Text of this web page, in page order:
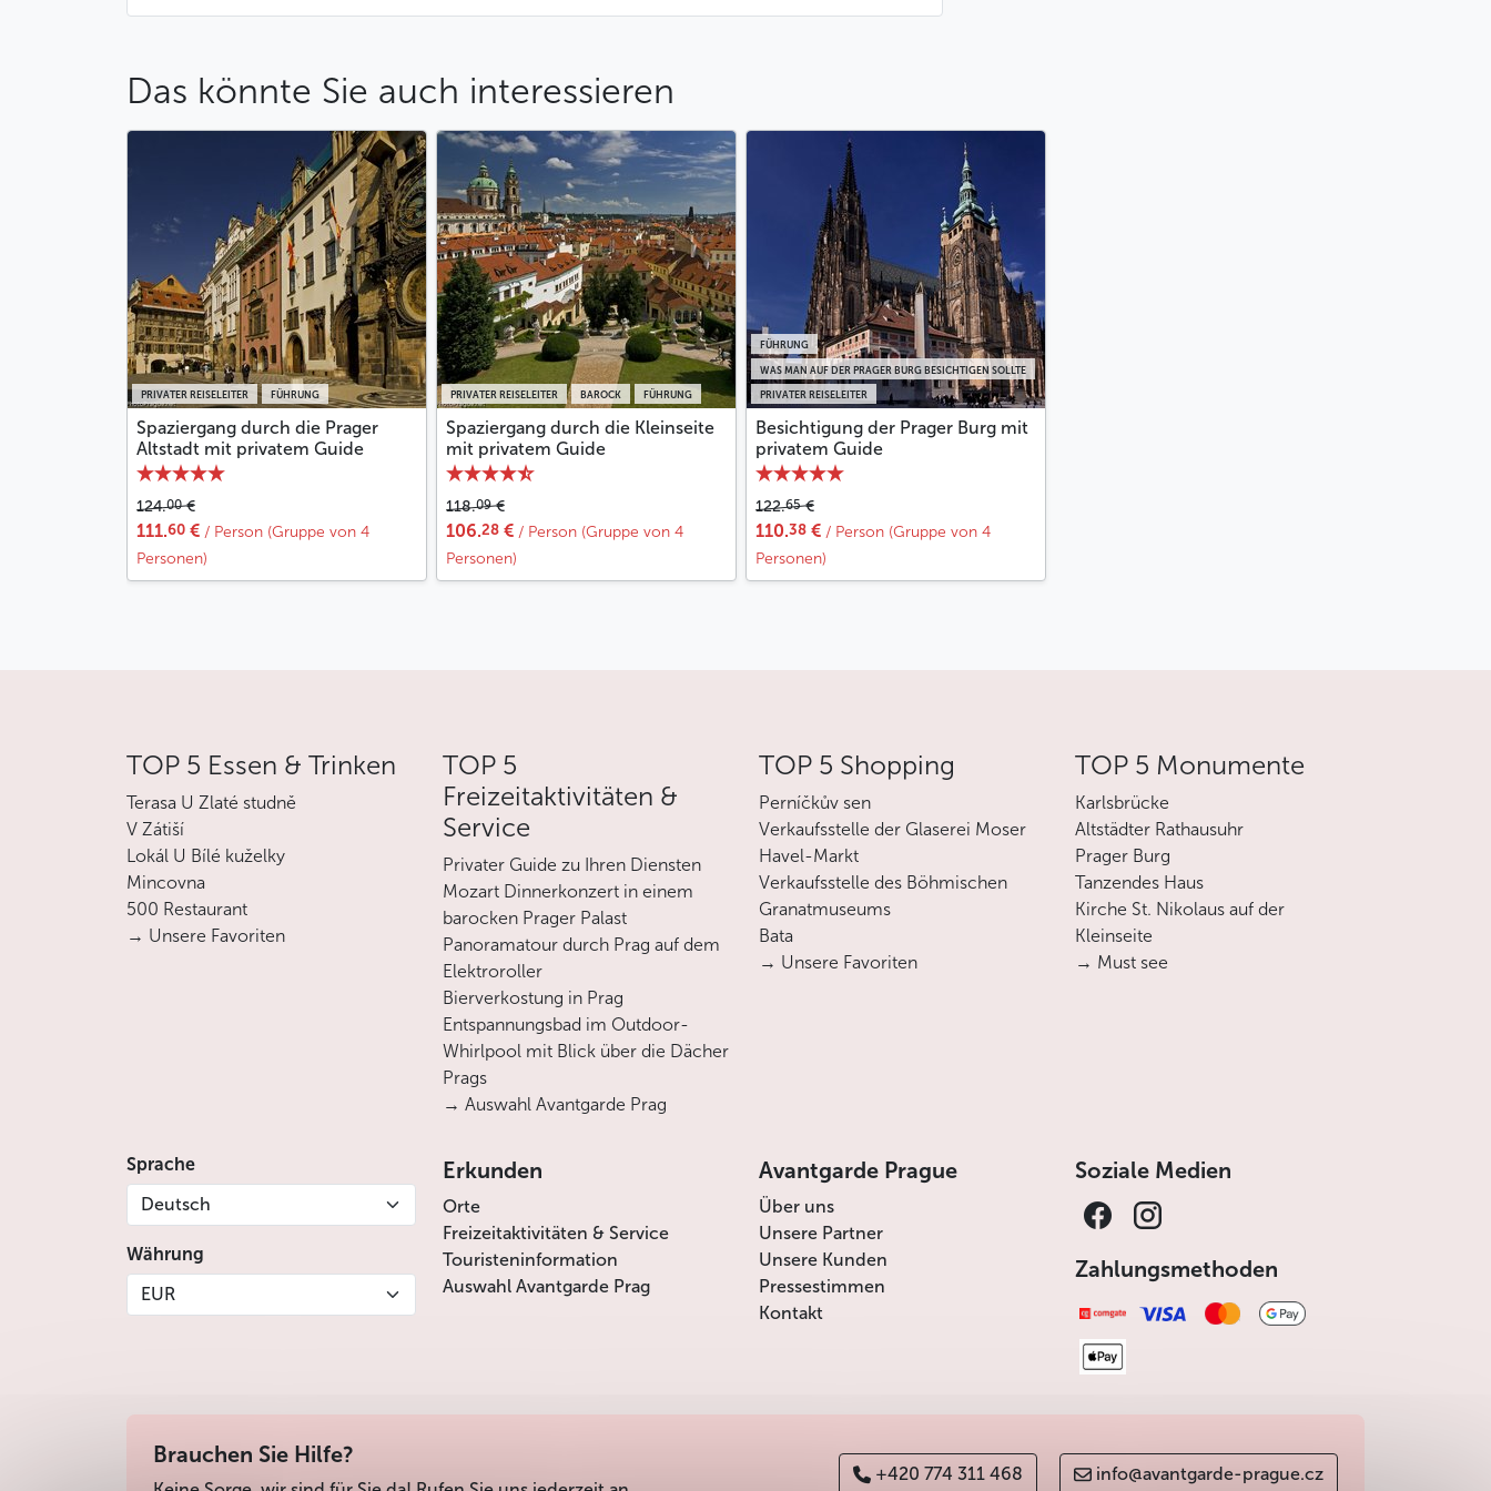
Das könnte Sie auch interessieren
PRIVATER REISELEITER FÜHRUNG
Spaziergang durch die Prager
Altstadt mit privatem Guide
124.00€
111.60 € / Person (Gruppe von 4
Personen)
PRIVATER REISELEITER BAROCK FÜHRUNG
Spaziergang durch die Kleinseite
mit privatem Guide
118.09€
106.28 € / Person (Gruppe von 4
Personen)
PRIVATER REISELEITER
WAS MAN AUF DER PRAGER BURG BESICHTIGEN SOLLTE
FÜHRUNG
Besichtigung der Prager Burg mit
privatem Guide
122.65€
110.38 € / Person (Gruppe von 4
Personen)
TOP 5 Essen & Trinken
Terasa U Zlaté studně
V Zátiší
Lokál U Bílé kuželky
Mincovna
500 Restaurant
→ Unsere Favoriten
TOP 5
Freizeitaktivitäten &
Service
Privater Guide zu Ihren Diensten
Mozart Dinnerkonzert in einem
barocken Prager Palast
Panoramatour durch Prag auf dem
Elektroroller
Bierverkostung in Prag
Entspannungsbad im Outdoor-
Whirlpool mit Blick über die Dächer
Prags
→ Auswahl Avantgarde Prag
TOP 5 Shopping
Perníčkův sen
Verkaufsstelle der Glaserei Moser
Havel-Markt
Verkaufsstelle des Böhmischen
Granatmuseums
Bata
→ Unsere Favoriten
TOP 5 Monumente
Karlsbrücke
Altstädter Rathausuhr
Prager Burg
Tanzendes Haus
Kirche St. Nikolaus auf der
Kleinseite
→ Must see
Sprache
Deutsch
Währung
EUR
Erkunden
Orte
Freizeitaktivitäten & Service
Touristeninformation
Auswahl Avantgarde Prag
Avantgarde Prague
Über uns
Unsere Partner
Unsere Kunden
Pressestimmen
Kontakt
Soziale Medien
Zahlungsmethoden
Brauchen Sie Hilfe?
+420 774 311 468 info@avantgarde-prague.cz